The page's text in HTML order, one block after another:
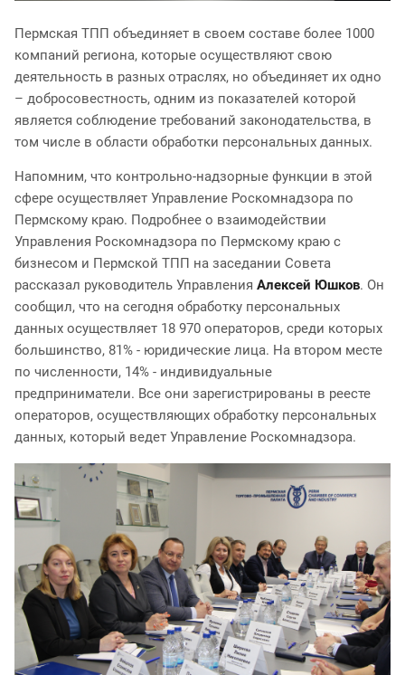
Пермская ТПП объединяет в своем составе более 1000
компаний региона, которые осуществляют свою
деятельность в разных отраслях, но объединяет их одно
– добросовестность, одним из показателей которой
является соблюдение требований законодательства, в
том числе в области обработки персональных данных.
Напомним, что контрольно-надзорные функции в этой
сфере осуществляет Управление Роскомнадзора по
Пермскому краю. Подробнее о взаимодействии
Управления Роскомнадзора по Пермскому краю с
бизнесом и Пермской ТПП на заседании Совета
рассказал руководитель Управления Алексей Юшков. Он
сообщил, что на сегодня обработку персональных
данных осуществляет 18 970 операторов, среди которых
большинство, 81% - юридические лица. На втором месте
по численности, 14% - индивидуальные
предприниматели. Все они зарегистрированы в реесте
операторов, осуществляющих обработку персональных
данных, который ведет Управление Роскомнадзора.